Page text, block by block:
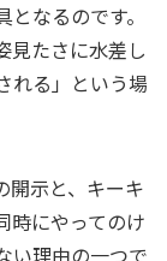
なるのです。
見たさに水差し
れる」という場
開示と、キーキ
時にやってのけ